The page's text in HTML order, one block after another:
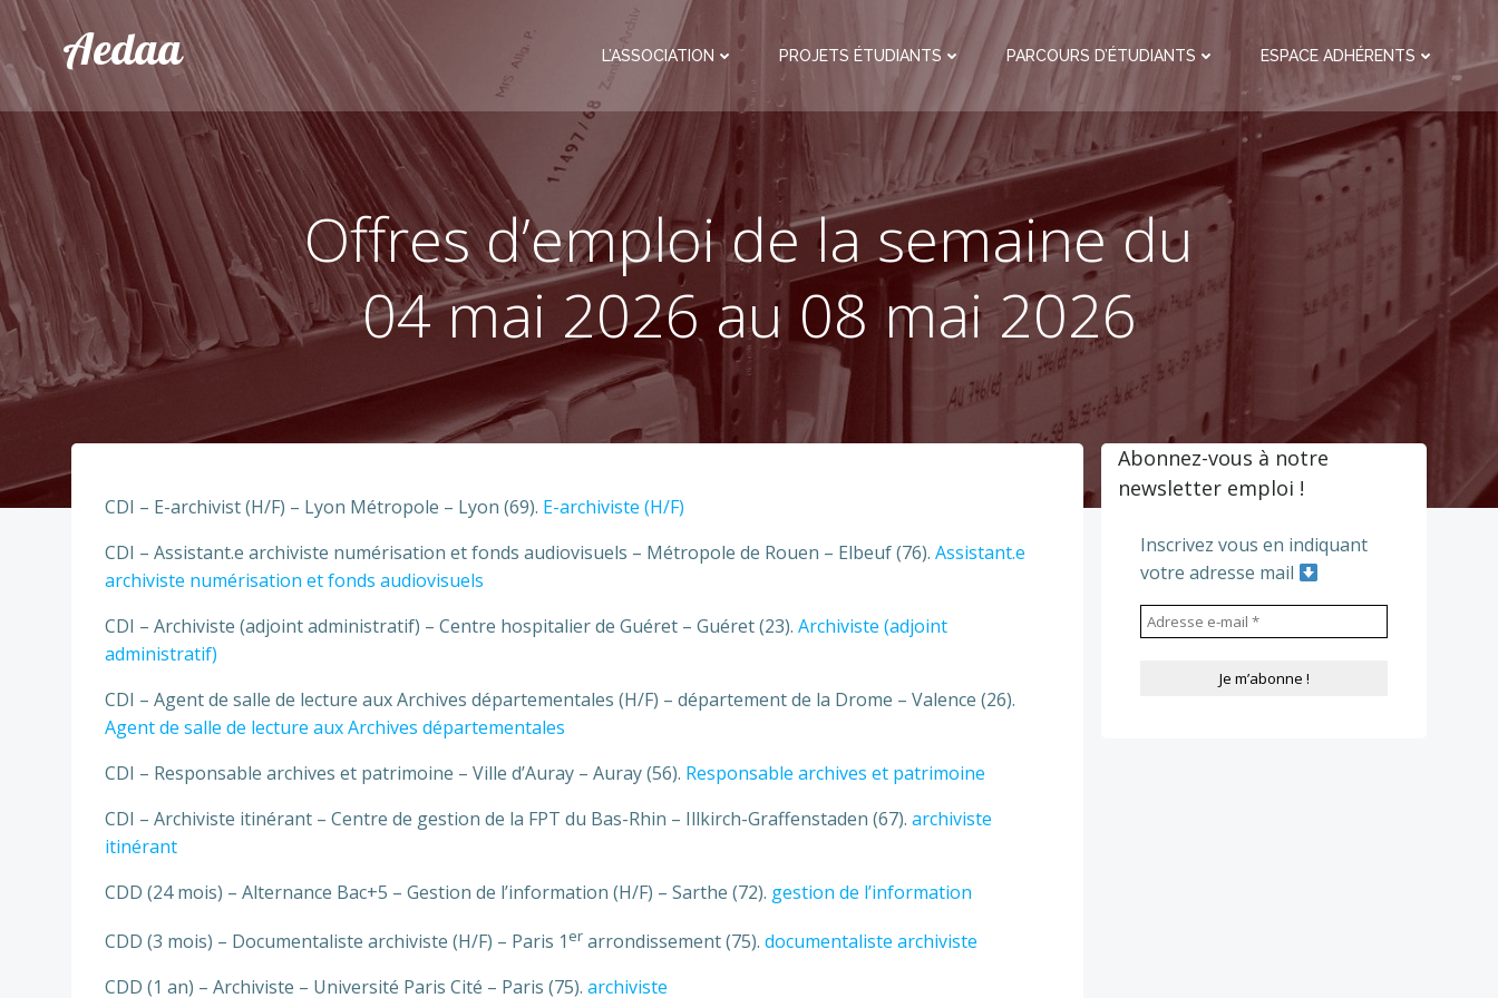
Aller
contenuAedaa L’ASSOCIATION PROJETS ÉTUDIANTS PARCOURS D’ÉTUDIANTS ESPACE ADHÉRENTS
Offres d’emploi de la semaine du
04 mai 2026 au 08 mai 2026
CDI – E-archivist (H/F) – Lyon Métropole – Lyon (69). E-archiviste (H/F)
CDI – Assistant.e archiviste numérisation et fonds audiovisuels – Métropole de Rouen – Elbeuf (76). Assistant.e
archiviste numérisation et fonds audiovisuels
CDI – Archiviste (adjoint administratif) – Centre hospitalier de Guéret – Guéret (23). Archiviste (adjoint
administratif)
CDI – Agent de salle de lecture aux Archives départementales (H/F) – département de la Drome – Valence (26).
Agent de salle de lecture aux Archives départementales
CDI – Responsable archives et patrimoine – Ville d’Auray – Auray (56). Responsable archives et patrimoine
CDI – Archiviste itinérant – Centre de gestion de la FPT du Bas-Rhin – Illkirch-Graffenstaden (67). archiviste
itinérant
CDD (24 mois) – Alternance Bac+5 – Gestion de l’information (H/F) – Sarthe (72). gestion de l’information
CDD (3 mois) – Documentaliste archiviste (H/F) – Paris 1er arrondissement (75). documentaliste archiviste
CDD (1 an) – Archiviste – Université Paris Cité – Paris (75). archiviste
Abonnez-vous à notre
newsletter emploi !
Inscrivez vous en indiquant
votre adresse mail